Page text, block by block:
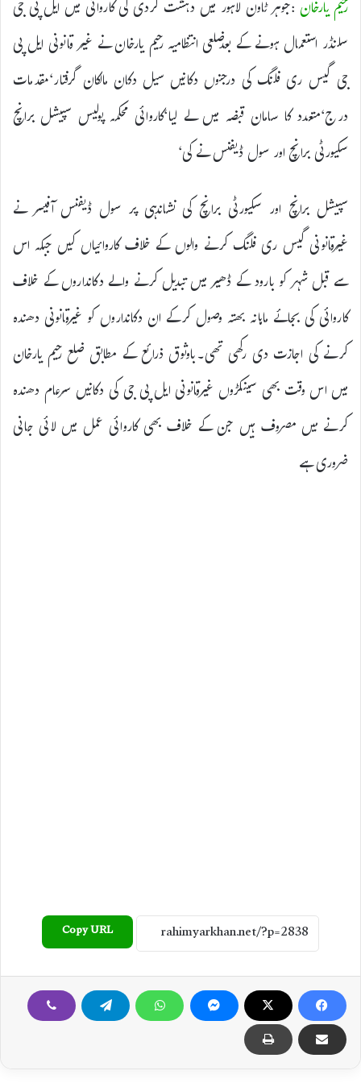
رحیم یارخان:جوہر ٹاون لاہور میں دہشت گردی کی کاروائی میں ایل پی جی
سلنڈر استعمال ہونے کے بعدضلعی انتظامیہ رحیم یارخان نے غیر قانونی ایل پی
جی گیس ری فلنگ کی درجنوں دکانیں سیل دکان مالکان گرفتار‘مقدمات
درج‘متعدد کا سامان قبضہ میں لے لیا‘کاروائی محکمہ پولیس سپیشل برانچ
سکیورٹی برانچ اور سول ڈیفنس نے کی‘
سپیشل برانچ اور سکیورٹی برانچ کی نشاندہی پر سول ڈیفنس آفیسر نے
غیرقانونی گیس ری فلنگ کرنے والوں کے خلاف کاروائیاں کیں جبکہ اس
سے قبل شہر کو بارود کے ڈھیر میں تبدیل کرنے والے دکانداروں کے خلاف
کاروائی کی بجائے ماہانہ بھتہ وصول کرکے ان دکانداروں کو غیرقانونی دھندہ
کرنے کی اجازت دی رکھی تھی۔باوثوق ذرائع کے مطابق ضلع رحیم یارخان
میں اس وقت بھی سینکڑوں غیرقانونی ایل پی جی کی دکانیں سرعام دھندہ
کرنے میں مصروف ہیں جن کے خلاف بھی کاروائی عمل میں لائی جانی
ضروری ہے
Copy URL